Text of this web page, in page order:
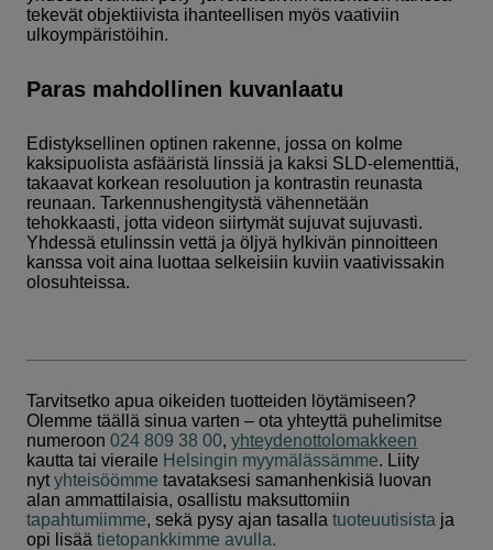
tekevät objektiivista ihanteellisen myös vaativiin
ulkoympäristöihin.
Paras mahdollinen kuvanlaatu
Edistyksellinen optinen rakenne, jossa on kolme
kaksipuolista asfääristä linssiä ja kaksi SLD-elementtiä,
takaavat korkean resoluution ja kontrastin reunasta
reunaan. Tarkennushengitystä vähennetään
tehokkaasti, jotta videon siirtymät sujuvat sujuvasti.
Yhdessä etulinssin vettä ja öljyä hylkivän pinnoitteen
kanssa voit aina luottaa selkeisiin kuviin vaativissakin
olosuhteissa.
Tarvitsetko apua oikeiden tuotteiden löytämiseen?
Olemme täällä sinua varten – ota yhteyttä puhelimitse
numeroon024 809 38 00,yhteydenottolomakkeen
kautta tai vieraile Helsingin myymälässämme. Liity
nytyhteisöömme tavataksesi samanhenkisiä luovan
alan ammattilaisia, osallistu maksuttomiin
tapahtumiimme, sekä pysy ajan tasallatuoteuutisista ja
opi lisäätietopankkimme avulla.